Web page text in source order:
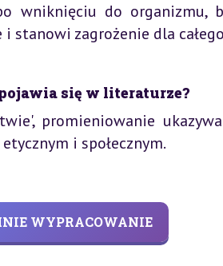
wniknięciu do organizmu,
zagrożenie dla całego
się w literaturze?
promieniowanie
i społecznym.
WYPRACOWANIE